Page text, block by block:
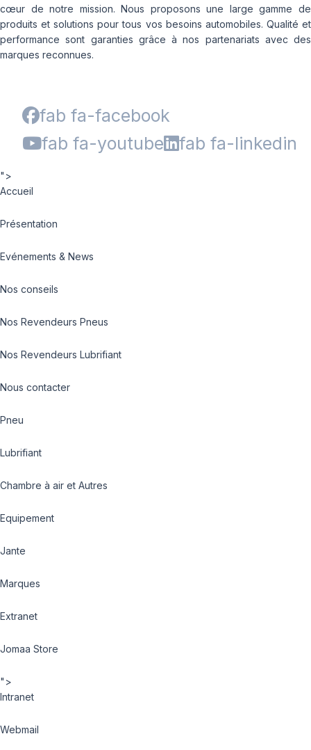
cœur de notre mission. Nous proposons une large gamme de
produits et solutions pour tous vos besoins automobiles. Qualité et
performance sont garanties grâce à nos partenariats avec des
marques reconnues.
fab fa-facebook
fab fa-youtube
fab fa-linkedin
">
Accueil
Présentation
Evénements & News
Nos conseils
Nos Revendeurs Pneus
Nos Revendeurs Lubrifiant
Nous contacter
Pneu
Lubrifiant
Chambre à air et Autres
Equipement
Jante
Marques
Extranet
Jomaa Store
">
Intranet
Webmail